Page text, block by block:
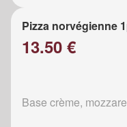
Pizza norvégienne
13.50 €
Base crème,